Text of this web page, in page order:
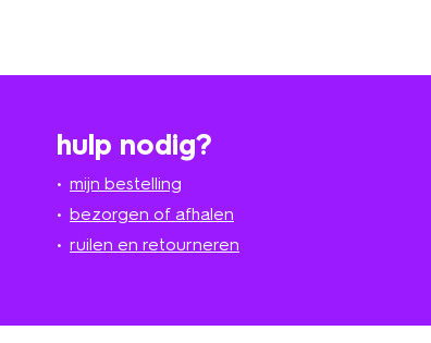
hulp nodig?
mijn bestelling
bezorgen of afhalen
ruilen en retourneren